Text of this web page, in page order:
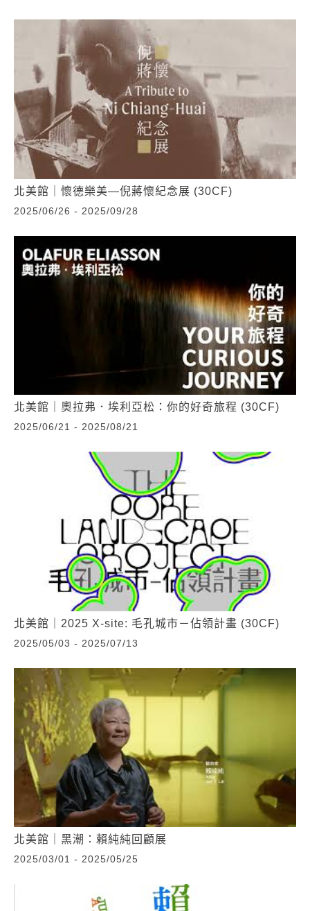
北美館｜懷德樂美—倪蔣懷紀念展 (30CF)
2025/06/26 - 2025/09/28
北美館｜奧拉弗．埃利亞松：你的好奇旅程 (30CF)
2025/06/21 - 2025/08/21
北美館｜2025 X-site: 毛孔城市－佔領計畫 (30CF)
2025/05/03 - 2025/07/13
北美館｜黑潮：賴純純回顧展
2025/03/01 - 2025/05/25